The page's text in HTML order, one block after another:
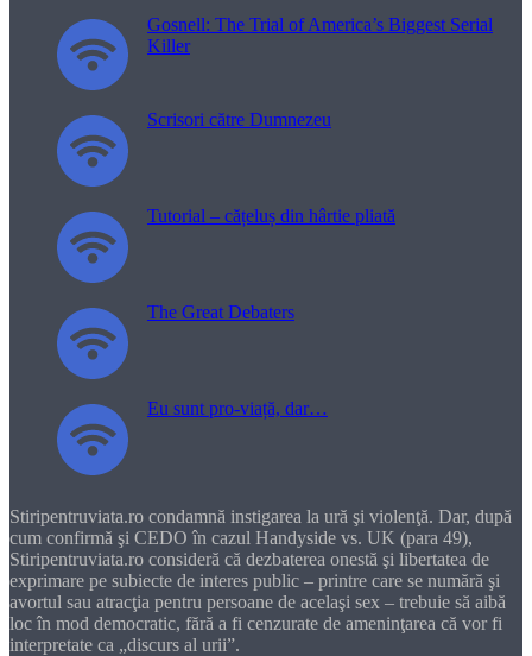
Gosnell: The Trial of America’s Biggest Serial
Killer
Scrisori către Dumnezeu
Tutorial – cățeluș din hârtie pliată
The Great Debaters
Eu sunt pro-viață, dar…
Stiripentruviata.ro condamnă instigarea la ură şi violenţă. Dar, după
cum confirmă şi CEDO în cazul Handyside vs. UK (para 49),
Stiripentruviata.ro consideră că dezbaterea onestă şi libertatea de
exprimare pe subiecte de interes public – printre care se numără şi
avortul sau atracţia pentru persoane de acelaşi sex – trebuie să aibă
loc în mod democratic, fără a fi cenzurate de ameninţarea că vor fi
interpretate ca „discurs al urii”.